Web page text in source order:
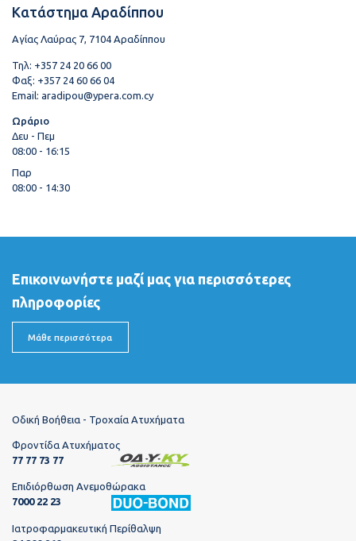
Κατάστημα Αραδίππου
Αγίας Λαύρας 7, 7104 Αραδίππου
Τηλ: +357 24 20 66 00
Φαξ: +357 24 60 66 04
Email: aradipou@ypera.com.cy
Ωράριο
Δευ - Πεμ
08:00 - 16:15
Παρ
08:00 - 14:30
Επικοινωνήστε μαζί μας για περισσότερες
πληροφορίες
Μάθε περισσότερα
Οδική Βοήθεια - Τροχαία Ατυχήματα
Φροντίδα Ατυχήματος
77 77 73 77
Επιδιόρθωση Ανεμοθώρακα
7000 22 23
Ιατροφαρμακευτική Περίθαλψη